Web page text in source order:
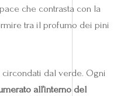
che contrasta con la
tra il profumo dei pini
dal verde. Ogni
all’interno del